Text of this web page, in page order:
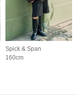
Spick & Span
160cm